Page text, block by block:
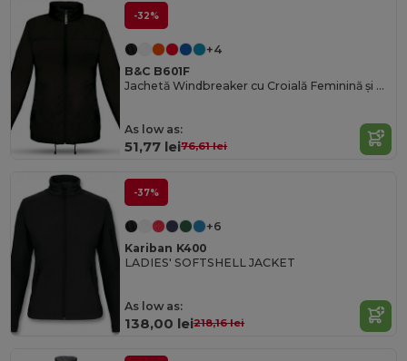
-32%
+4
B&C B601F
Jachetă Windbreaker cu Croială Feminină și Glugă Ascunsă
As low as:
51,77 lei76,61 lei
-37%
+6
Kariban K400
LADIES' SOFTSHELL JACKET
As low as:
138,00 lei218,16 lei